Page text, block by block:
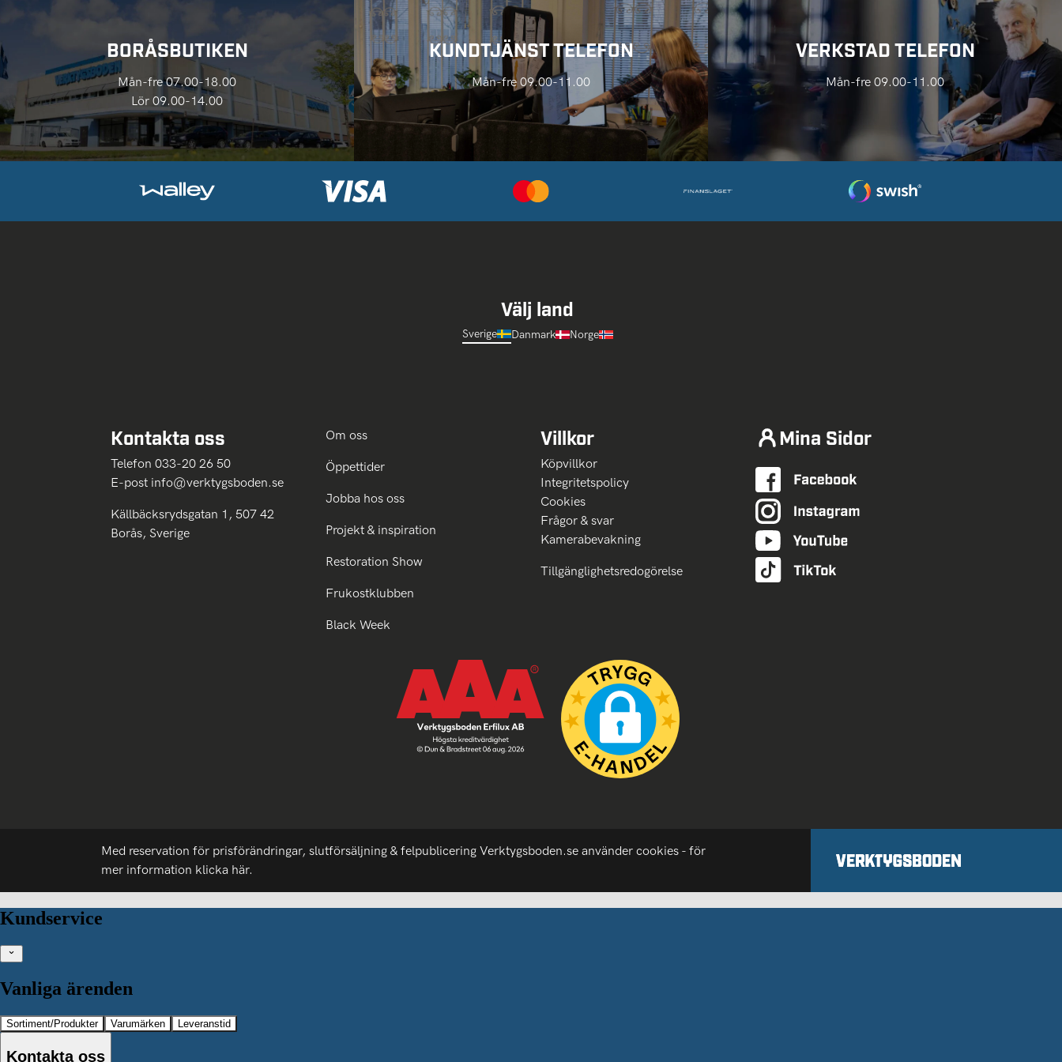
BORÅSBUTIKEN
Mån-fre 07.00-18.00
Lör 09.00-14.00
KUNDTJÄNST TELEFON
Mån-fre 09.00-11.00
VERKSTAD TELEFON
Mån-fre 09.00-11.00
Välj land
Sverige Danmark Norge
Kontakta oss
Telefon 033-20 26 50
E-post info@verktygsboden.se
Källbäcksrydsgatan 1, 507 42
Borås, Sverige
Om oss
Öppettider
Jobba hos oss
Projekt & inspiration
Restoration Show
Frukostklubben
Black Week
Villkor
Köpvillkor
Integritetspolicy
Cookies
Frågor & svar
Kamerabevakning
Tillgänglighetsredogörelse
Mina Sidor
Med reservation för prisförändringar, slutförsäljning & felpublicering Verktygsboden.se använder cookies - för
mer information klicka här.